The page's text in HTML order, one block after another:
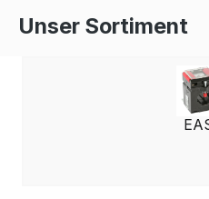
Unser Sortiment